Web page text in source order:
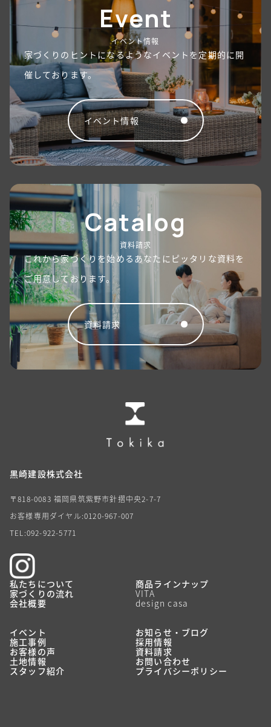
Event
イベント情報
家づくりのヒントになるようなイベントを定期的に開
催しております。
イベント情報
Catalog
資料請求
これから家づくりを始めるあなたにピッタリな資料を
ご用意しております。
資料請求
黒崎建設株式会社
〒818-0083 福岡県筑紫野市針摺中央2-7-7
お客様専用ダイヤル:0120-967-007
TEL:092-922-5771
私たちについて
家づくりの流れ
会社概要
商品ラインナップ
VITA
design casa
イベント
施工事例
お客様の声
土地情報
スタッフ紹介
お知らせ・ブログ
採用情報
資料請求
お問い合わせ
プライバシーポリシー